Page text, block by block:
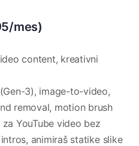
mes)
content, kreativni
3), image-to-video,
removal, motion brush
YouTube video bez
animiraš statike slike